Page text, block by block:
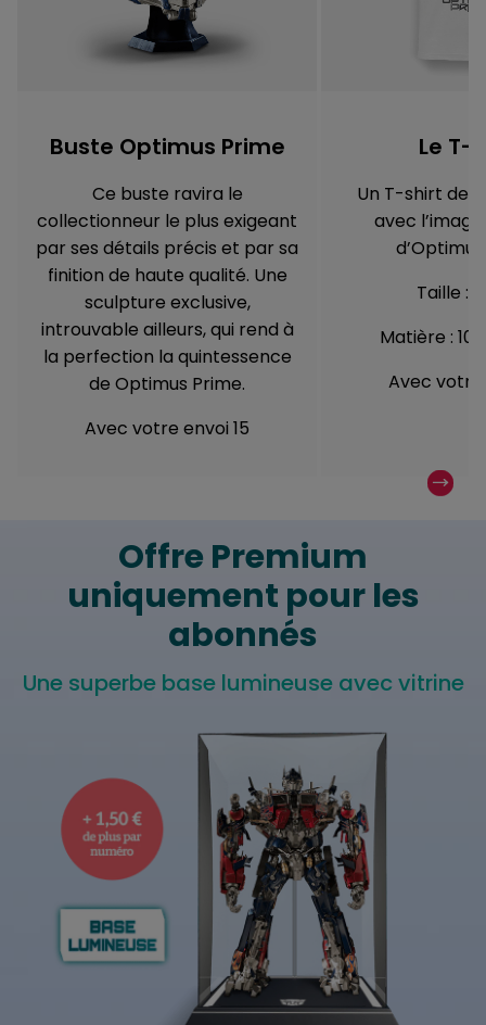
Buste Optimus Prime
Ce buste ravira le
collectionneur le plus exigeant
par ses détails précis et par sa
finition de haute qualité. Une
sculpture exclusive,
introuvable ailleurs, qui rend à
la perfection la quintessence
de Optimus Prime.
Avec votre envoi 15
Le T-
Un T-shirt de
avec
Taille :
Matière :
Avec votre
Offre Premium
uniquement pour les
abonnés
Une superbe base lumineuse avec vitrine